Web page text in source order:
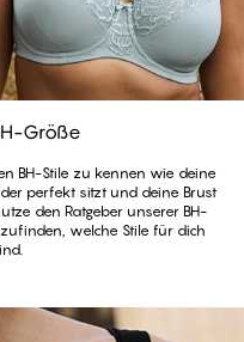
Größe
BH-Stile zu kennen wie deine
perfekt sitzt und deine Brust
den Ratgeber unserer BH-
welche Stile für dich
all Balconette bras